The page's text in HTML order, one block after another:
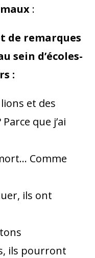
:
de remarques
sein d’écoles-
:
lions et des
que j’ai
Comme
ils ont
ils pourront